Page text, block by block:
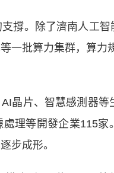
。除了濟南人工智
一批算力集群，算力
片、智慧感測器等
理等開發企業115
步成形。